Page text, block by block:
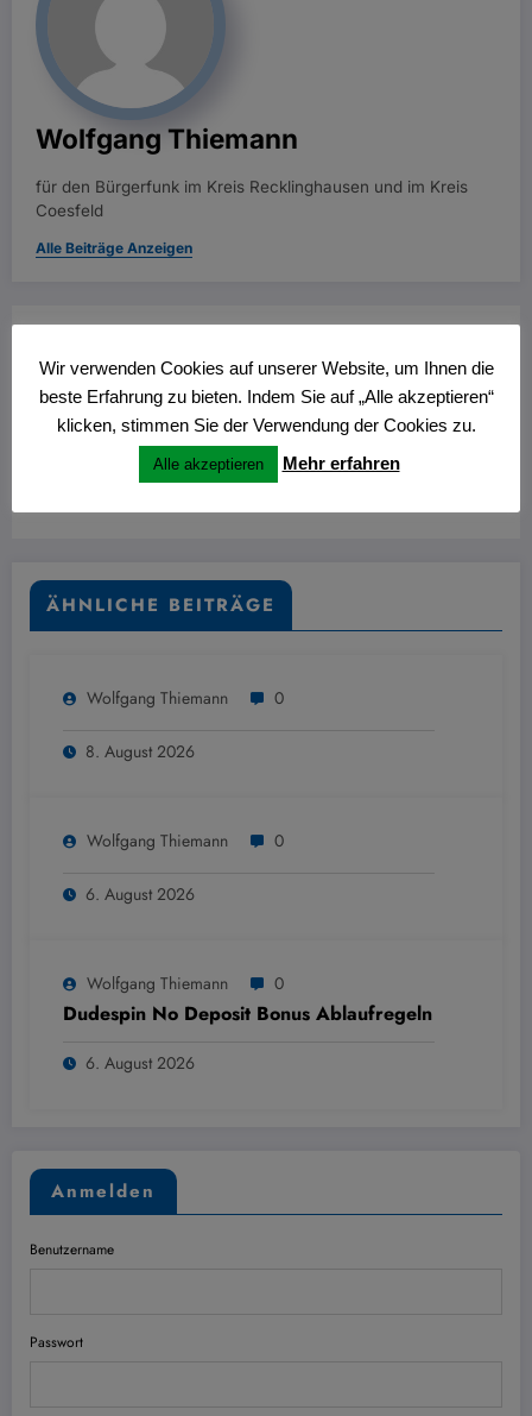
Wolfgang Thiemann
für den Bürgerfunk im Kreis Recklinghausen und im Kreis
Coesfeld
Alle Beiträge Anzeigen
Wieczorny spacer przez świetlne alejki kasyn
online
Nächster Beitrag
Gece Lambasının Altında: Çevrimiçi Casino
ÄHNLICHE BEITRÄGE
Wolfgang Thiemann 0
8. August 2026
Wolfgang Thiemann 0
6. August 2026
Wolfgang Thiemann 0
Dudespin No Deposit Bonus Ablaufregeln
6. August 2026
Anmelden
Benutzername
Passwort
Wir verwenden Cookies auf unserer Website, um Ihnen die
beste Erfahrung zu bieten. Indem Sie auf „Alle akzeptieren“
klicken, stimmen Sie der Verwendung der Cookies zu.
Alle akzeptieren Mehr erfahren